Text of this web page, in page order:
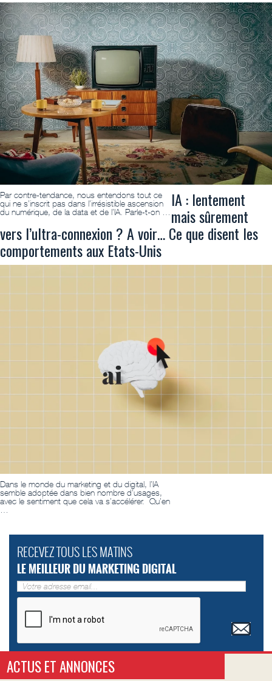
Par contre-tendance, nous entendons tout ce
qui ne s’inscrit pas dans l’irrésistible ascension
du numérique, de la data et de l’IA. Parle-t-on …
IA : lentement
mais sûrement
vers l’ultra-connexion ? A voir… Ce que disent les
comportements aux Etats-Unis
Dans le monde du marketing et du digital, l’IA
semble adoptée dans bien nombre d’usages,
avec le sentiment que cela va s’accélérer. Qu’en
RECEVEZ TOUS LES MATINS
LE MEILLEUR DU MARKETING DIGITAL
ACTUS ET ANNONCES